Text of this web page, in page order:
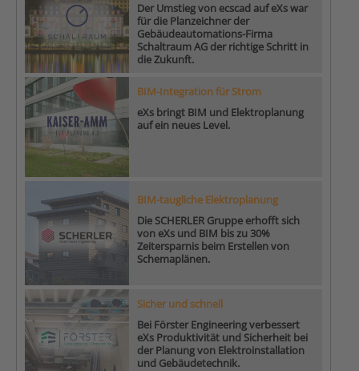
Der Umstieg von ecscad auf eXs war
für die Planzeichner der
Gebäudeautomations-Firma
Schaltraum AG der richtige Schritt in
die Zukunft.
BIM-Integration für Strom
eXs bringt BIM und Elektroplanung
auf ein neues Level.
BIM-taugliche Elektroplanung
Die SCHERLER Gruppe erhofft sich
von eXs und BIM bis zu 30%
Zeitersparnis beim Erstellen von
Schemaplänen.
Sicher und schnell
Bei Förster Engineering verbessert
eXs Produktivität und Sicherheit bei
der Planung von Elektroinstallation
und Gebäudetechnik.